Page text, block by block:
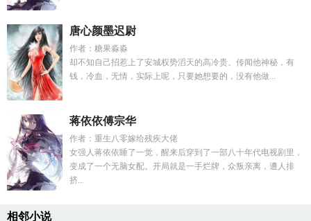
唐心颜墨迟尉
作者：糖果淼淼
却不知自己招惹上了安城权势滔天的高冷贵。传闻他神秘，有
钱，冷血，无情，实际上呢，只要她想要的，没有他做...
蒋依依傅宗华
作者：重生八零嫁给残疾大佬
女强人蒋依依睡了一觉，醒来后穿到了一部八十年代电视剧里，
变成了一个无脑女配。开局就是一手烂牌，众叛亲离，遭人排
挤...
相邻小说